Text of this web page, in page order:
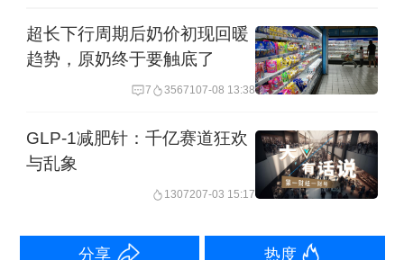
刘洁表示，减重药物的广泛应用使部分
消费者的关注点发生转变——过去人们
更关注食品本身的健康与安全，如今则
更在意所补充营养的功能性与营养密
超长下行周期后奶价初现回暖
趋势，原奶终于要触底了
7 3567107-08 13:38
GLP-1减肥针：千亿赛道狂欢
与乱象
1307207-03 15:17
分享 热度